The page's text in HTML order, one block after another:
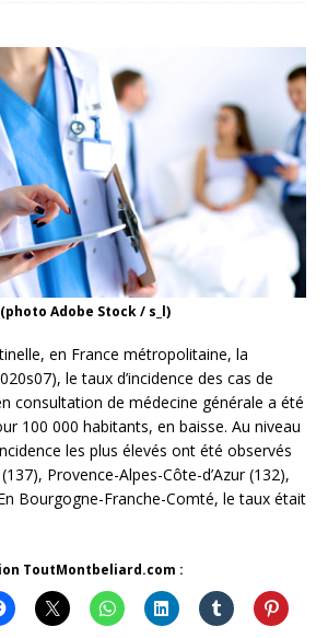
Adobe Stock / s_l)
en France métropolitaine, la
le taux d’incidence des cas de
consultation de médecine générale a été
100 000 habitants, en baisse. Au niveau
les plus élevés ont été observés
Provence-Alpes-Côte-d’Azur (132),
Bourgogne-Franche-Comté, le taux était
ToutMontbeliard.com :